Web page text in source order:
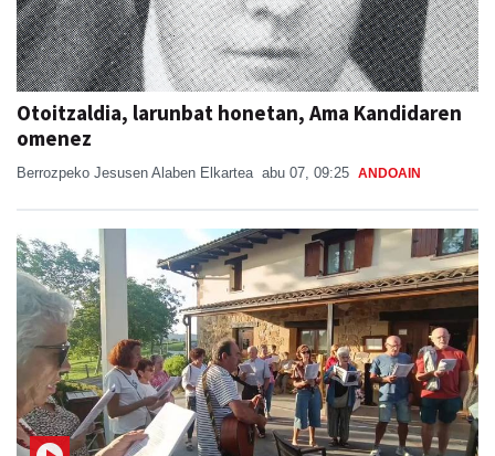
Otoitzaldia, larunbat honetan, Ama Kandidaren
omenez
Berrozpeko Jesusen Alaben Elkartea abu 07, 09:25 ANDOAIN